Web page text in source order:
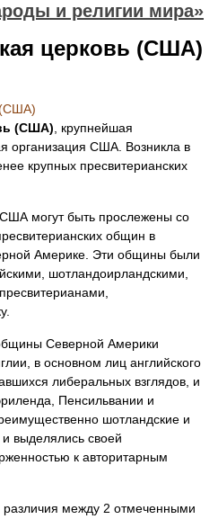
и религии мира»
церковь (США)
(США)
(США) , крупнейшая
организация США. Возникла в
крупных пресвитерианских
США могут быть прослежены со
общин в
Америке. Эти общины были
шотландоирландскими,
Северной Америки
в основном лиц английского
либеральных взглядов, и
Пенсильвании и
шотландские и
выделялись своей
к авторитарным
между 2 отмеченными